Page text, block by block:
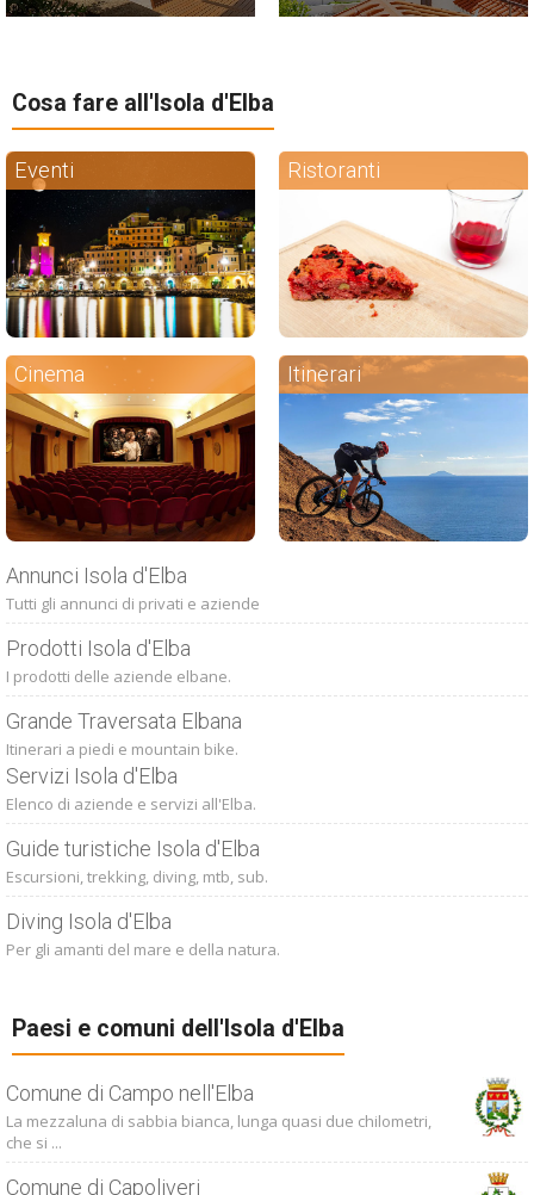
Cosa fare all'Isola d'Elba
Eventi Ristoranti
Cinema Itinerari
Annunci Isola d'Elba
Tutti gli annunci di privati e aziende
Prodotti Isola d'Elba
I prodotti delle aziende elbane.
Grande Traversata Elbana
Itinerari a piedi e mountain bike.
Servizi Isola d'Elba
Elenco di aziende e servizi all'Elba.
Guide turistiche Isola d'Elba
Escursioni, trekking, diving, mtb, sub.
Diving Isola d'Elba
Per gli amanti del mare e della natura.
Paesi e comuni dell'Isola d'Elba
Comune di Campo nell'Elba
La mezzaluna di sabbia bianca, lunga quasi due chilometri,
che si ...
Comune di Capoliveri